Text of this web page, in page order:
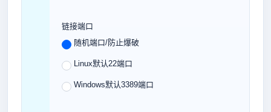
链接端口
随机端口/防止爆破
Linux默认22端口
Windows默认3389端口